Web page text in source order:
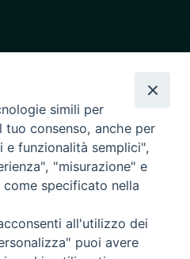
simili per
consenso, anche per
funzionalità semplici",
"misurazione" e
specificato nella
all'utilizzo dei
puoi avere